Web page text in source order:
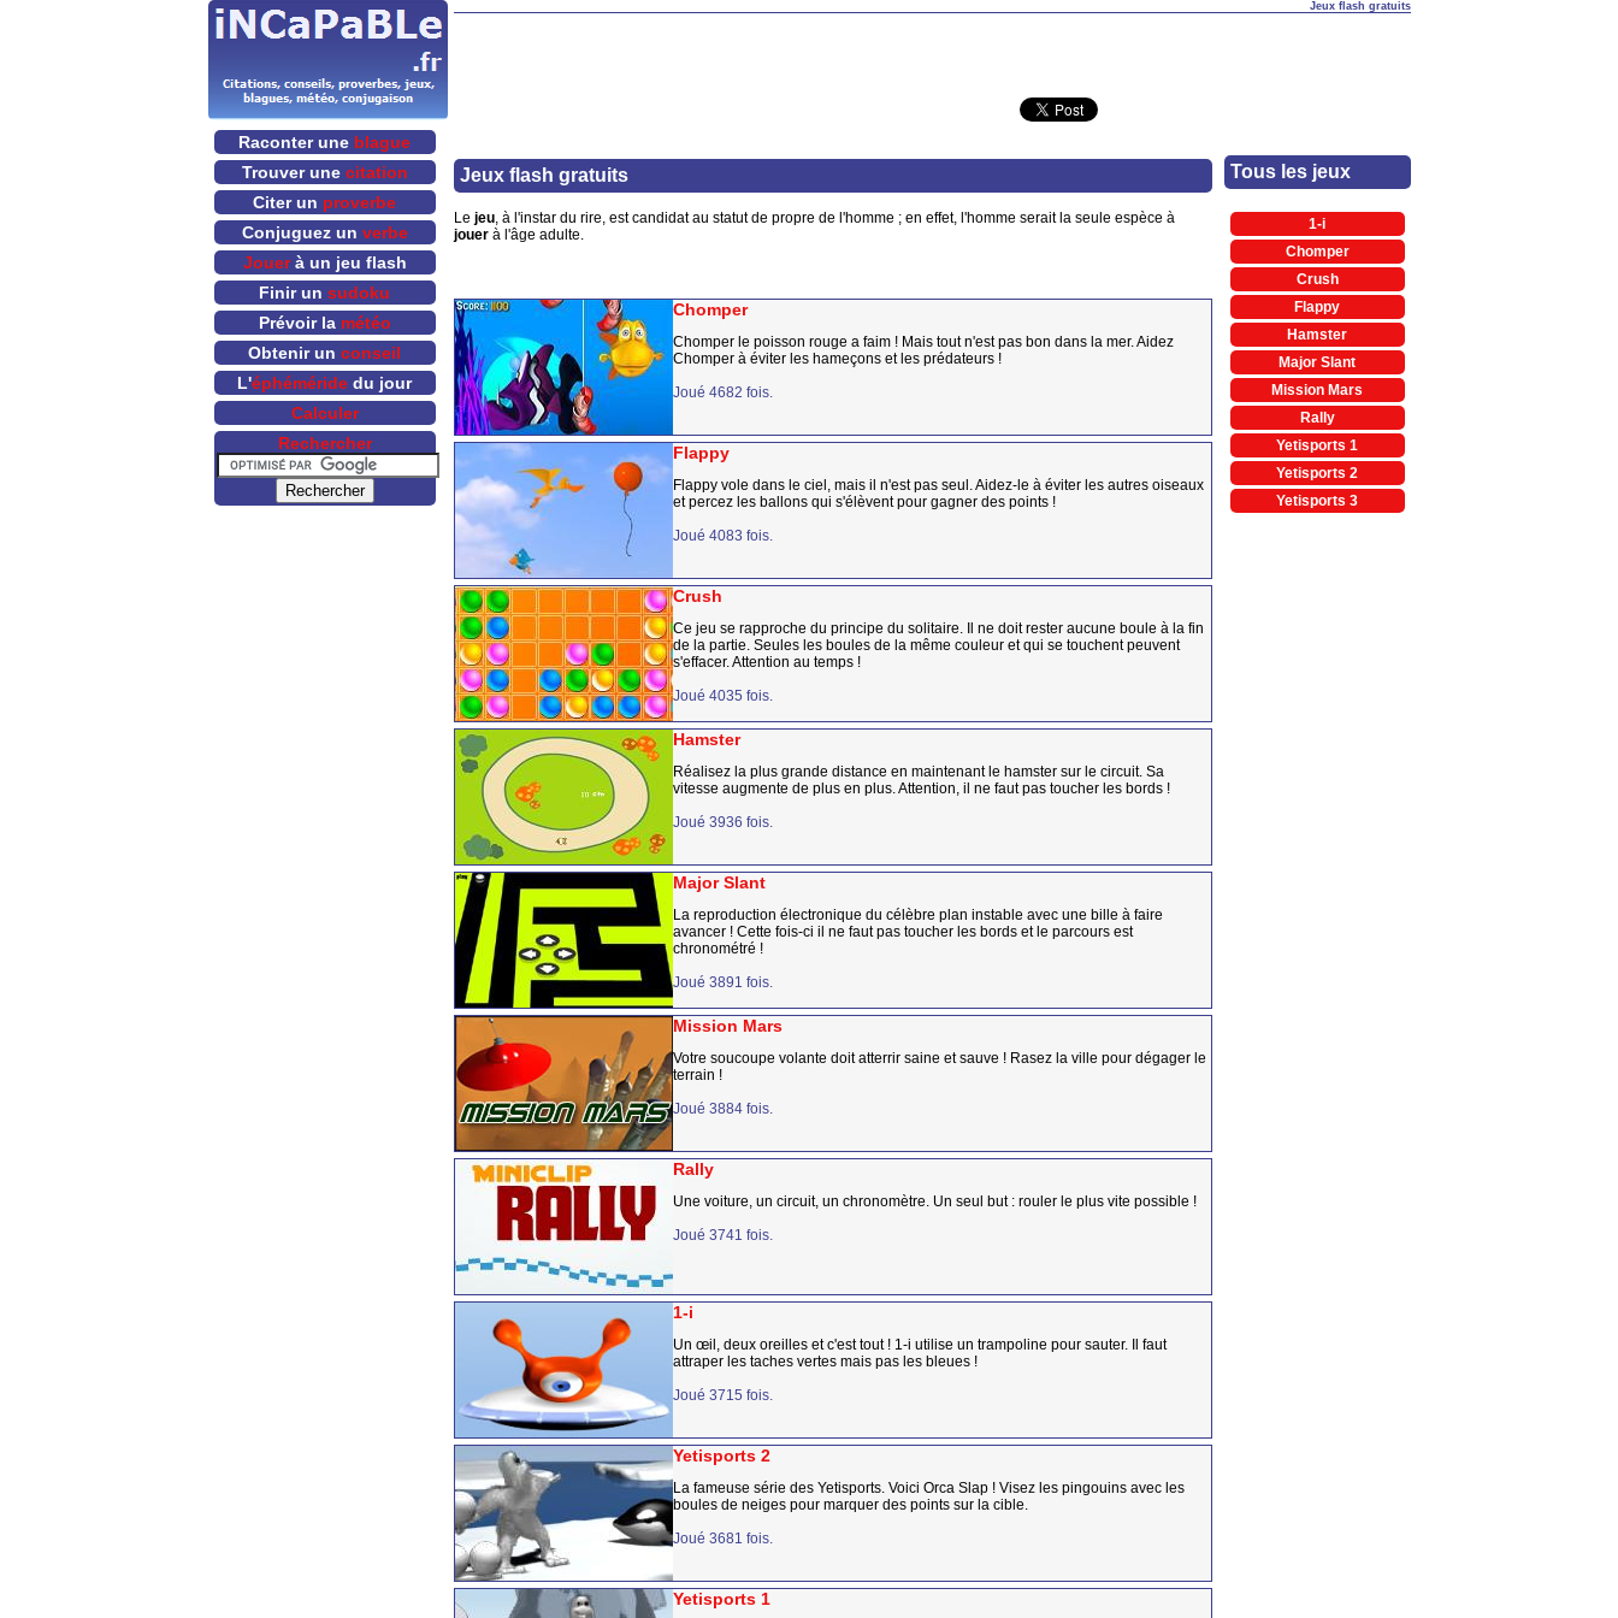
Jeux flash gratuits
Jeux flash gratuits
Le jeu, à l'instar du rire, est candidat au statut de propre de l'homme ; en effet, l'homme serait la seule espèce à
jouerà l'âge adulte.
Chomper
Chomper le poisson rouge a faim ! Mais tout n'est pas bon dans la mer. Aidez
Chomper à éviter les hameçons et les prédateurs !
Joué 4682 fois.
Flappy
Flappy vole dans le ciel, mais il n'est pas seul. Aidez-le à éviter les autres oiseaux
et percez les ballons qui s'élèvent pour gagner des points !
Joué 4083 fois.
Crush
Ce jeu se rapproche du principe du solitaire. Il ne doit rester aucune boule à la fin
de la partie. Seules les boules de la même couleur et qui se touchent peuvent
s'effacer. Attention au temps !
Joué 4035 fois.
Hamster
Réalisez la plus grande distance en maintenant le hamster sur le circuit. Sa
vitesse augmente de plus en plus. Attention, il ne faut pas toucher les bords !
Joué 3936 fois.
Major Slant
La reproduction électronique du célèbre plan instable avec une bille à faire
avancer ! Cette fois-ci il ne faut pas toucher les bords et le parcours est
chronométré !
Joué 3891 fois.
Mission Mars
Votre soucoupe volante doit atterrir saine et sauve ! Rasez la ville pour dégager le
terrain !
Joué 3884 fois.
Rally
Une voiture, un circuit, un chronomètre. Un seul but : rouler le plus vite possible !
Joué 3741 fois.
1-i
Un œil, deux oreilles et c'est tout ! 1-i utilise un trampoline pour sauter. Il faut
attraper les taches vertes mais pas les bleues !
Joué 3715 fois.
Yetisports 2
La fameuse série des Yetisports. Voici Orca Slap ! Visez les pingouins avec les
boules de neiges pour marquer des points sur la cible.
Joué 3681 fois.
Yetisports 1
Tous les jeux
1-i
Chomper
Crush
Flappy
Hamster
Major Slant
Mission Mars
Rally
Yetisports 1
Yetisports 2
Yetisports 3
Raconter une blague
Trouver une citation
Citer un proverbe
Conjuguez un verbe
Jouerà un jeu flash
Finir un sudoku
Prévoir la météo
Obtenir un conseil
L'éphéméride du jour
Calculer
Rechercher